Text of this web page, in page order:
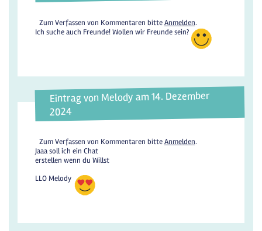
Zum Verfassen von Kommentaren bitteAnmelden.
Ich suche auch Freunde! Wollen wir Freunde sein?
Eintrag von Melody am 14. Dezember
2024
Zum Verfassen von Kommentaren bitteAnmelden.
Jaaa soll ich ein Chat
erstellen wenn du Willst
LLO Melody